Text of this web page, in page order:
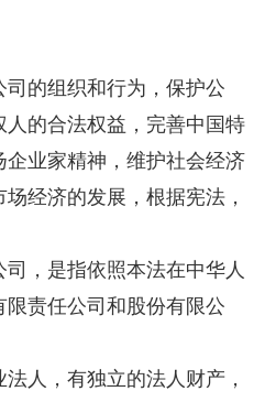
的组织和行为，保护公
的合法权益，完善中国特
业家精神，维护社会经济
经济的发展，根据宪法，
，是指依照本法在中华人
限责任公司和股份有限公
，有独立的法人财产，